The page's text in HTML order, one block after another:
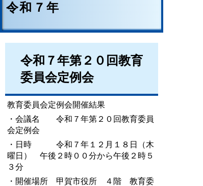
令和７年
令和７年第２０回教育
委員会定例会
教育委員会定例会開催結果
・会議名 令和７年第２０回教育委員
会定例会
・日時 令和７年１２月１８日（木
曜日） 午後２時００分から午後２時５
３分
・開催場所 甲賀市役所 ４階 教育委